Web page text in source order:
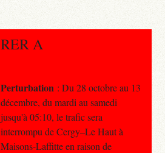
RER A
Perturbation : Du 28 octobre au 13
décembre, du mardi au samedi
jusqu'à 05:10, le trafic sera
interrompu de Cergy–Le Haut à
Maisons-Laffitte en raison de